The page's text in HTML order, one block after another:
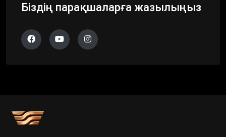
Біздің парақшаларға жазылыңыз